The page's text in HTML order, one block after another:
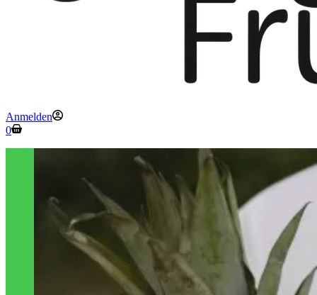
Anmelden
Warenkorb
0